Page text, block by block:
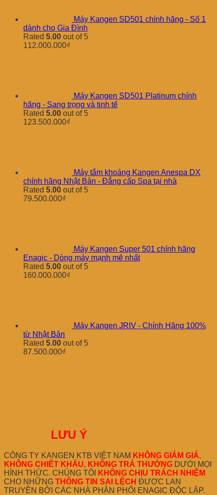
Máy Kangen SD501 chính hãng - Số 1
dành cho Gia Đình
Rated 5.00 out of 5
112.000.000₫
Máy Kangen SD501 Platinum chính
hãng - Sang trọng và tinh tế
Rated 5.00 out of 5
123.500.000₫
Máy tắm khoáng Kangen Anespa DX
chính hãng Nhật Bản - Đẳng cấp Spa tại nhà
Rated 5.00 out of 5
79.500.000₫
Máy Kangen Super 501 chính hãng
Enagic - Dòng máy mạnh mẽ nhất
Rated 5.00 out of 5
160.000.000₫
Máy Kangen JRIV - Chính Hãng 100%
từ Nhật Bản
Rated 5.00 out of 5
87.500.000₫
LƯU Ý
CÔNG TY KANGEN KTB VIỆT NAM KHÔNG GIẢM GIÁ,
KHÔNG CHIẾT KHẤU, KHÔNG TRẢ THƯỞNG DƯỚI MỌI
HÌNH THỨC. CHÚNG TÔI
KHÔNG CHỊU TRÁCH NHIỆM
CHO NHỮNG THÔNG TIN SAI LỆCH ĐƯỢC LAN
TRUYỀN BỞI CÁC NHÀ PHÂN PHỐI ENAGIC ĐỘC LẬP.